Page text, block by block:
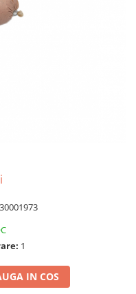
1
IN COS